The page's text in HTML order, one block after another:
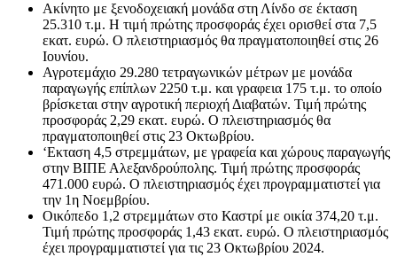
Ακίνητο με ξενοδοχειακή μονάδα στη Λίνδο σε έκταση
25.310 τ.μ. Η τιμή πρώτης προσφοράς έχει ορισθεί στα 7,5
εκατ. ευρώ. Ο πλειστηριασμός θα πραγματοποιηθεί στις 26
Ιουνίου.
Αγροτεμάχιο 29.280 τετραγωνικών μέτρων με μονάδα
παραγωγής επίπλων 2250 τ.μ. και γραφεια 175 τ.μ. το οποίο
βρίσκεται στην αγροτική περιοχή Διαβατών. Τιμή πρώτης
προσφοράς 2,29 εκατ. ευρώ. Ο πλειστηριασμός θα
πραγματοποιηθεί στις 23 Οκτωβρίου.
‘Εκταση 4,5 στρεμμάτων, με γραφεία και χώρους παραγωγής
στην ΒΙΠΕ Αλεξανδρούπολης. Τιμή πρώτης προσφοράς
471.000 ευρώ. Ο πλειστηριασμός έχει προγραμματιστεί για
την 1η Νοεμβρίου.
Οικόπεδο 1,2 στρεμμάτων στο Καστρί με οικία 374,20 τ.μ.
Τιμή πρώτης προσφοράς 1,43 εκατ. ευρώ. Ο πλειστηριασμός
έχει προγραμματιστεί για τις 23 Οκτωβρίου 2024.